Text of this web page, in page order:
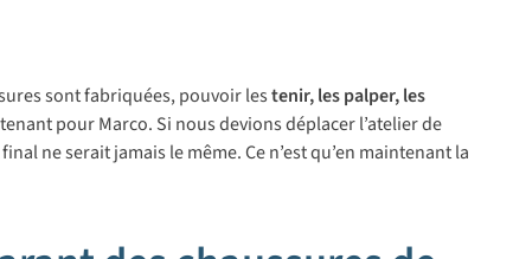
sont fabriquées, pouvoir lestenir, les palper, les
pour Marco. Si nous devions déplacer l’atelier de
ne serait jamais le même. Ce n’est qu’en maintenant la